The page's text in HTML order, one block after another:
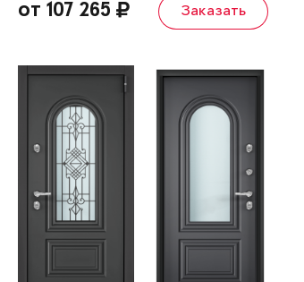
от 107 265 Заказать